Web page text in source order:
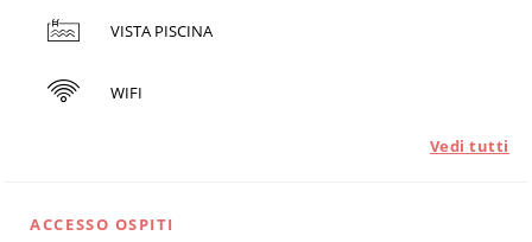
VISTA PISCINA
WIFI
Vedi tutti
ACCESSO OSPITI